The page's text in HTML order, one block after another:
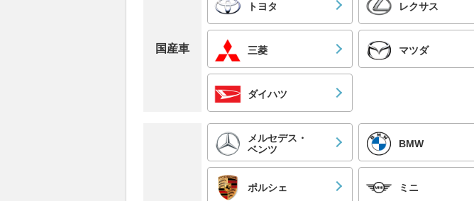
国産車
トヨタ レクサス
三菱 マツダ
ダイハツ
メルセデス・
ベンツ
BMW
ポルシェ ミニ